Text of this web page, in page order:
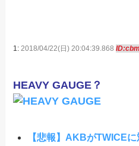
1: 2018/04/22(日) 20:04:39.868
HEAVY GAUGE？
【悲報】AKBがTWICE